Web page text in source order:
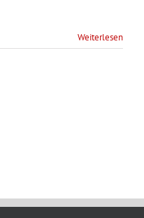
Weiterlesen